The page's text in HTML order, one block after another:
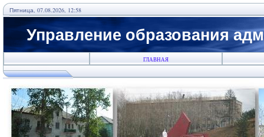
Пятница, 07.08.2026, 12:58
Управление образования
ГЛАВНАЯ